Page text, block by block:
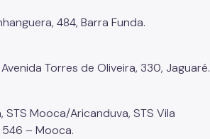
484, Barra Funda.
Torres de Oliveira, 330, Jaguaré.
STS Mooca/Aricanduva, STS Vila
– Mooca.